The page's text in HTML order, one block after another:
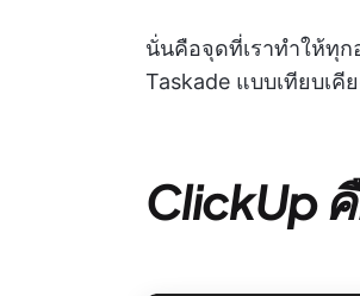
นั่นคือจุดที่เราทำให้ทุก
Taskade แบบเทียบเ
ClickUp